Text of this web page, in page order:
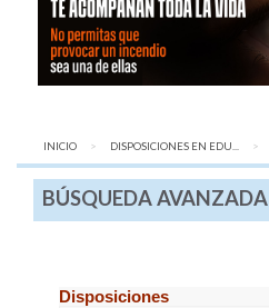
INICIO DISPOSICIONES EN EDU...
BÚSQUEDA AVANZADA
Disposiciones